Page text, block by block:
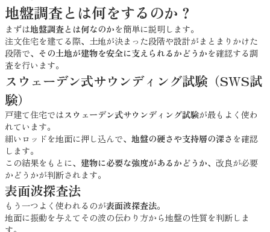
地盤調査とは何をするのか？
まずは地盤調査とは何なのかを簡単に説明します。
注文住宅を建てる際、土地が決まった段階や設計がまとまりかけた
段階で、 その土地が建物を安全に支えられるかどうかを確認する調
査を行います。
スウェーデン式サウンディング試験（SWS試
験）
戸建て住宅ではスウェーデン式サウンディング試験が最もよく使わ
れています。
細いロッドを地面に押し込んで、 地盤の硬さや支持層の深さ を確認
します。
この結果をもとに、 建物に必要な強度があるかどうか、改良が必要
かどうかが判断されます。
表面波探査法
もう一つよく使われるのが表面波探査法。
地面に振動を与えてその波の伝わり方から地盤の性質を判断しま